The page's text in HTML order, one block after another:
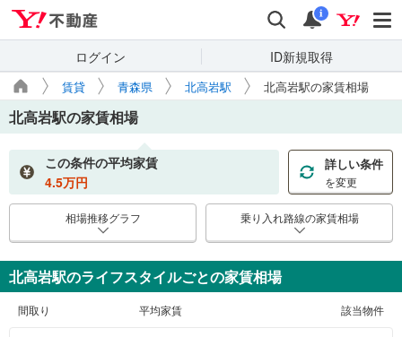
検索 通知
i
ログイン ID新規取得
賃貸 青森県 北高岩駅 北高岩駅の家賃相場
北高岩駅の家賃相場
この条件の平均家賃
4.5万円
詳しい条件
を変更
相場推移グラフ 乗り入れ路線の家賃相場
北高岩駅のライフスタイルごとの家賃相場
間取り 平均家賃 該当物件